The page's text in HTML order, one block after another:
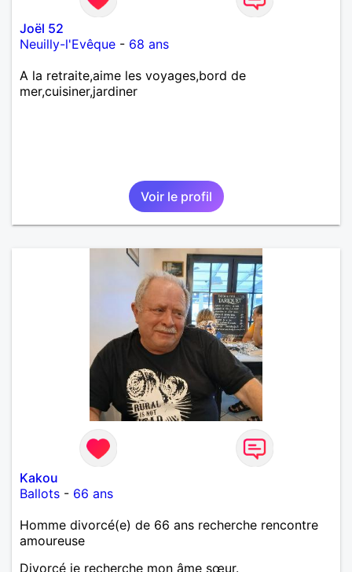
Joël 52
Neuilly-l'Evêque - 68 ans
A la retraite,aime les voyages,bord de
mer,cuisiner,jardiner
Voir le profil
Kakou
Ballots - 66 ans
Homme divorcé(e) de 66 ans recherche rencontre
amoureuse
Divorcé je recherche mon âme sœur.